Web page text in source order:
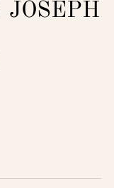
JOSEPH